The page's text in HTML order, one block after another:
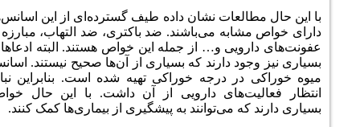
نشان داده طیف گسترده‌‌ای از این اسانس‌ها
می‌باشند. ضد باکتری، ضد التهاب، مبارزه با
و… از جمله این خواص هستند. البته ادعاهای
دارند که بسیاری از آن‌ها صحیح نیستند. اسانس
درجه خوراکی تهیه شده است. بنابراین نباید
دارویی از آن داشت. با این حال خواص
به پیشگیری از بیماری‌ها کمک کنند.